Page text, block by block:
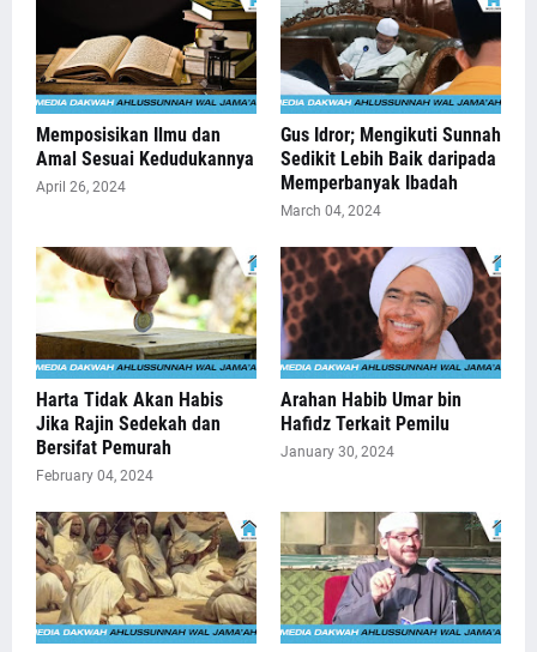
Memposisikan Ilmu dan
Amal Sesuai Kedudukannya
April 26, 2024
Gus Idror; Mengikuti Sunnah
Sedikit Lebih Baik daripada
Memperbanyak Ibadah
March 04, 2024
Harta Tidak Akan Habis
Jika Rajin Sedekah dan
Bersifat Pemurah
February 04, 2024
Arahan Habib Umar bin
Hafidz Terkait Pemilu
January 30, 2024